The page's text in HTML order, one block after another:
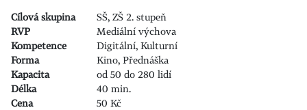
Cílová skupina
SŠ, ZŠ 2. stupeň
RVP
Mediální výchova
Kompetence
Digitální, Kulturní
Forma
Kino, Přednáška
Kapacita
od 50 do 280 lidí
Délka
40 min.
Cena
50 Kč